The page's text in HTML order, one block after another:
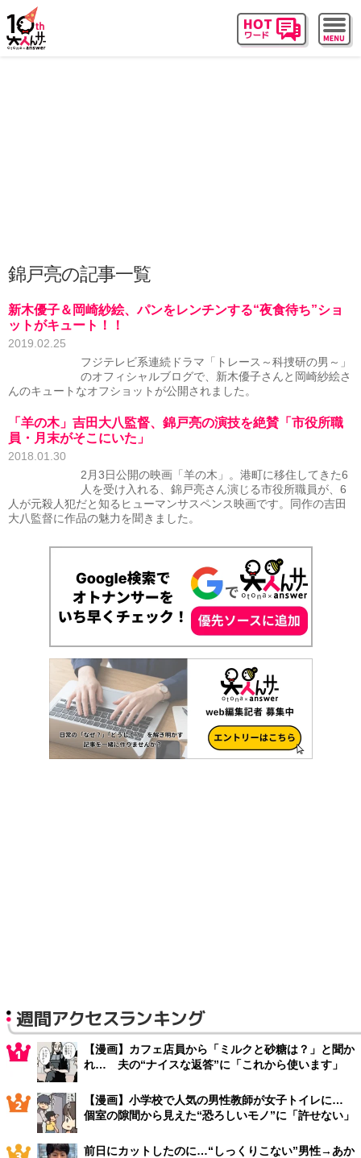
錦戸亮の記事一覧
新木優子＆岡崎紗絵、パンをレンチンする“夜食待ち”ショ
ットがキュート！！
2019.02.25
フジテレビ系連続ドラマ「トレース～科捜研の男～」
のオフィシャルブログで、新木優子さんと岡崎紗絵さ
んのキュートなオフショットが公開されました。
「羊の木」吉田大八監督、錦戸亮の演技を絶賛「市役所職
員・月末がそこにいた」
2018.01.30
2月3日公開の映画「羊の木」。港町に移住してきた6
人を受け入れる、錦戸亮さん演じる市役所職員が、6
人が元殺人犯だと知るヒューマンサスペンス映画です。同作の吉田
大八監督に作品の魅力を聞きました。
週間アクセスランキング
【漫画】カフェ店員から「ミルクと砂糖は？」と聞か
れ… 夫の“ナイスな返答”に「これから使います」
【漫画】小学校で人気の男性教師が女子トイレに…
個室の隙間から見えた“恐ろしいモノ”に「許せない」
前日にカットしたのに…“しっくりこない”男性→あか